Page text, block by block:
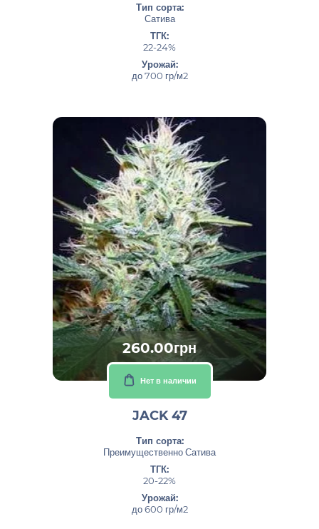
Тип сорта:
Сатива
ТГК:
22-24%
Урожай:
до 700 гр/м2
260.00грн
Нет в наличии
JACK 47
Тип сорта:
Преимущественно Сатива
ТГК:
20-22%
Урожай:
до 600 гр/м2